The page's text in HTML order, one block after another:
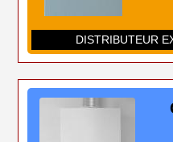
DISTRIBUTEUR